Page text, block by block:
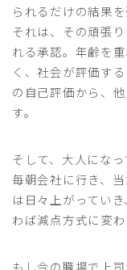
られるだけの結果
それは、その頑張
れる承認。年齢を
く、社会が評価す
の自己評価から、
す。
そして、大人になっ
毎朝会社に行き、
は日々上がってい
わば減点方式に変わ
もし今の職場で上